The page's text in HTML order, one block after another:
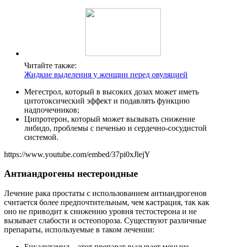
Читайте также:
Жидкие выделения у женщин перед овуляцией
Мегестрол, который в высоких дозах может иметь
цитотоксический эффект и подавлять функцию
надпочечников;
Ципротерон, который может вызывать снижение
либидо, проблемы с печенью и сердечно-сосудистой
системой.
https://www.youtube.com/embed/37pi0xJlejY
Антиандрогены нестероидные
Лечение рака простаты с использованием антиандрогенов
считается более предпочтительным, чем кастрация, так как
оно не приводит к снижению уровня тестостерона и не
вызывает слабости и остеопороза. Существуют различные
препараты, используемые в таком лечении: